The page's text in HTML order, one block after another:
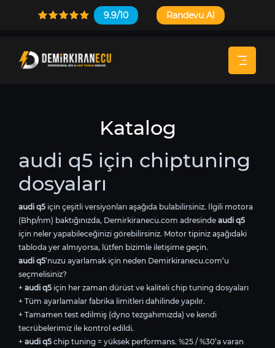
9.9/10 Randevu Al
Katalog
audi q5 için chiptuning
dosyaları
audi q5 için çeşitli versiyonları aşağıda bulabilirsiniz. İlgili motora
(Bhp/nm) baktığınızda, Demirkiranecu.com adresinde audi q5
için neler yapabileceğinizi görebilirsiniz. Motor tipiniz aşağıdaki
tabloda yer almıyorsa, lütfen bizimle iletişime geçin.
audi q5’nuzu ayarlamak için neden Demirkiranecu.com’u
seçmelisiniz?
+ audi q5 için her zaman dürüst ve kaliteli chip tuning dosyaları
+ Tüm ayarlamalar fabrika limitleri dahilinde yapılır.
+ Tamamen test edilmiş (dyno tezgahımızda) ve kendi
tecrübelerimiz ile kontrol edildi.
+ audi q5 chip tuning = yüksek performans. %25 / %30’a varan